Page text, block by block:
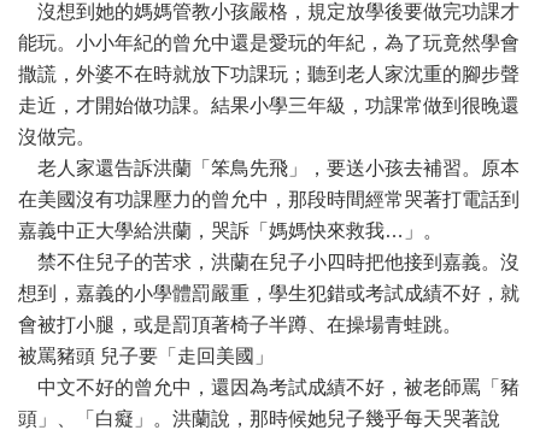
沒想到她的媽媽管教小孩嚴格，規定放學後要做完功課才
能玩。小小年紀的曾允中還是愛玩的年紀，為了玩竟然學會
撒謊，外婆不在時就放下功課玩；聽到老人家沈重的腳步聲
走近，才開始做功課。結果小學三年級，功課常做到很晚還
沒做完。
老人家還告訴洪蘭「笨鳥先飛」，要送小孩去補習。原本
在美國沒有功課壓力的曾允中，那段時間經常哭著打電話到
嘉義中正大學給洪蘭，哭訴「媽媽快來救我…」。
禁不住兒子的苦求，洪蘭在兒子小四時把他接到嘉義。沒
想到，嘉義的小學體罰嚴重，學生犯錯或考試成績不好，就
會被打小腿，或是罰頂著椅子半蹲、在操場青蛙跳。
被罵豬頭 兒子要「走回美國」
中文不好的曾允中，還因為考試成績不好，被老師罵「豬
頭」、「白癡」。洪蘭說，那時候她兒子幾乎每天哭著說